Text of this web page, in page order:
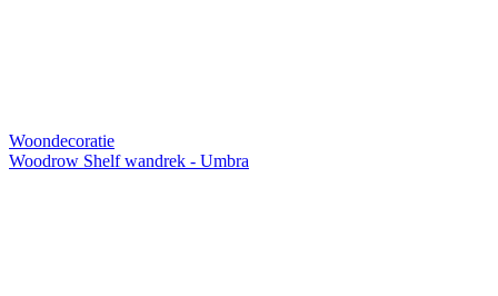
Woondecoratie
Woodrow Shelf wandrek - Umbra